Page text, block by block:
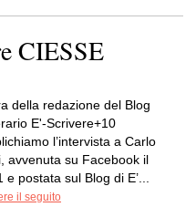
CIESSE
della redazione del Blog
E'-Scrivere+10
l’intervista a Carlo
avvenuta su Facebook il
e postata sul Blog di E’...
il seguito